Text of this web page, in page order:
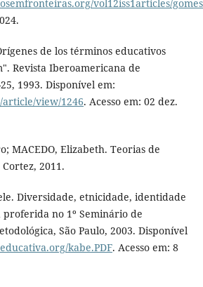
vol12iss1articles/
de los términos educativos
Revista Iberoamericana de
1993. Disponível em:
view/1246. Acesso em: 02 dez.
MACEDO, Elizabeth. Teorias de
2011.
Diversidade, etnicidade, identidade
proferida no 1º Seminário de
São Paulo, 2003. Disponível
kabe.PDF. Acesso em: 8